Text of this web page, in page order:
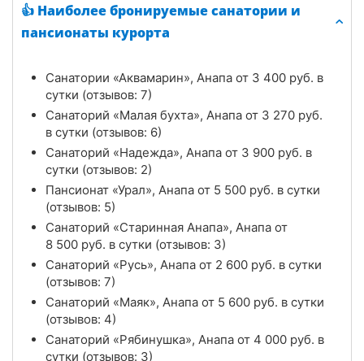
👍 Наиболее бронируемые санатории и
пансионаты курорта
Санатории «Аквамарин», Анапа от 3 400 руб. в
сутки (отзывов: 7)
Санаторий «Малая бухта», Анапа от 3 270 руб.
в сутки (отзывов: 6)
Санаторий «Надежда», Анапа от 3 900 руб. в
сутки (отзывов: 2)
Пансионат «Урал», Анапа от 5 500 руб. в сутки
(отзывов: 5)
Санаторий «Старинная Анапа», Анапа от
8 500 руб. в сутки (отзывов: 3)
Санаторий «Русь», Анапа от 2 600 руб. в сутки
(отзывов: 7)
Санаторий «Маяк», Анапа от 5 600 руб. в сутки
(отзывов: 4)
Санаторий «Рябинушка», Анапа от 4 000 руб. в
сутки (отзывов: 3)